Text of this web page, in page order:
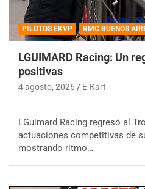
PILOTOS EKVP RMC BUENOS
LGUIMARD Racing: Un
positivas
4 agosto, 2026 E-Kart
LGuimard Racing regresó al
actuaciones competitivas de
mostrando ritmo…